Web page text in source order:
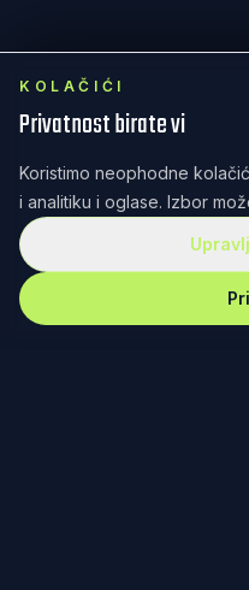
KOLAČIĆI
Privatnost birate vi
Koristimo neophodne
i analitiku i oglase. Izbor